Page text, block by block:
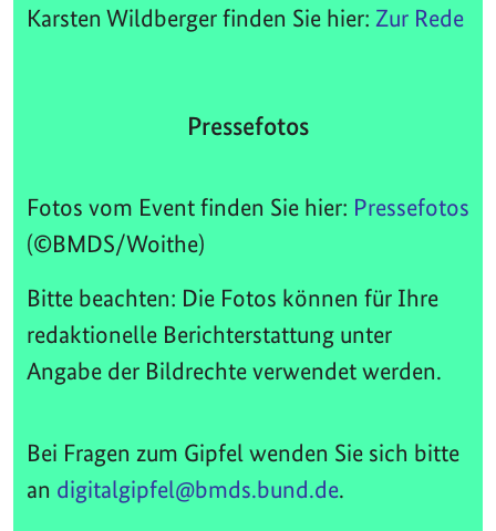
Karsten Wildberger finden Sie hier: Zur Rede
Pressefotos
Fotos vom Event finden Sie hier: Pressefotos
(©BMDS/Woithe)
Bitte beachten: Die Fotos können für Ihre
redaktionelle Berichterstattung unter
Angabe der Bildrechte verwendet werden.
Bei Fragen zum Gipfel wenden Sie sich bitte
an digitalgipfel@bmds.bund.de.